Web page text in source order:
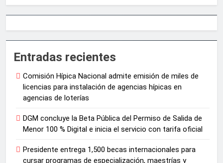
Entradas recientes
Comisión Hípica Nacional admite emisión de miles de
licencias para instalación de agencias hípicas en
agencias de loterías
DGM concluye la Beta Pública del Permiso de Salida de
Menor 100 % Digital e inicia el servicio con tarifa oficial
Presidente entrega 1,500 becas internacionales para
cursar programas de especialización, maestrías y